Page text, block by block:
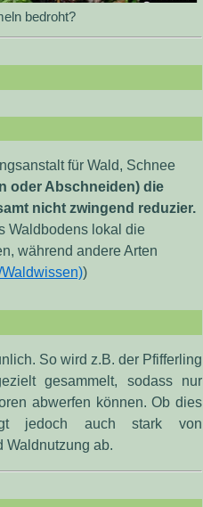
bedroht?
für Wald, Schnee
oder Abschneiden) die
nicht zwingend reduzier.
Waldbodens lokal die
während andere Arten
)
So wird z.B. der Pfifferling
gesammelt, sodass nur
abwerfen können. Ob dies
jedoch auch stark von
Waldnutzung ab.